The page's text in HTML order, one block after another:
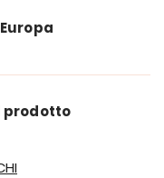
prodotto